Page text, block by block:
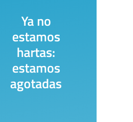
Ya no
estamos
hartas:
estamos
agotadas